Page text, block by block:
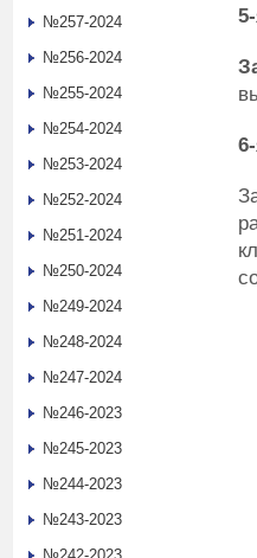
№257-2024
№256-2024
№255-2024
№254-2024
№253-2024
№252-2024
№251-2024
№250-2024
№249-2024
№248-2024
№247-2024
№246-2023
№245-2023
№244-2023
№243-2023